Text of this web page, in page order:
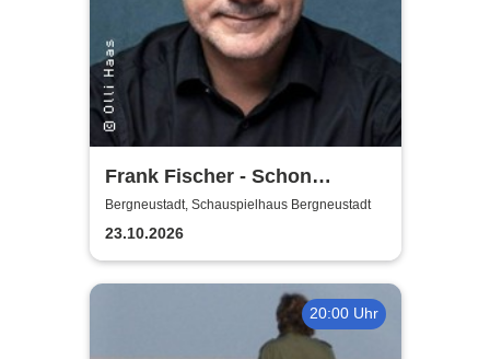
Frank Fischer - Schon
komisch!
Bergneustadt, Schauspielhaus Bergneustadt
23.10.2026
20:00 Uhr